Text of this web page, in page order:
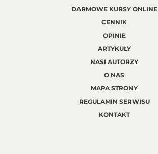
DARMOWE KURSY ONLINE
CENNIK
OPINIE
ARTYKUŁY
NASI AUTORZY
O NAS
MAPA STRONY
REGULAMIN SERWISU
KONTAKT